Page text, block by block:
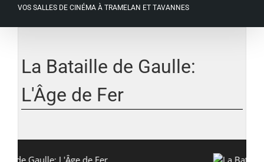
VOS SALLES DE CINÉMA À TRAMELAN ET TAVANNES
agrandie
La Bataille de Gaulle:
L'Âge de Fer